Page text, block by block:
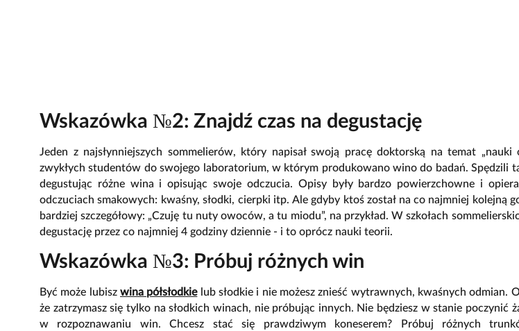
Wskazówka №2: Znajdź czas na degustację
Jeden z najsłynniejszych sommelierów, który napisał swoją pracę doktorską na temat „nauki
zwykłych studentów do swojego laboratorium, w którym produkowano wino do badań. Spędzili
degustując różne wina i opisując swoje odczucia. Opisy były bardzo powierzchowne i
odczuciach smakowych: kwaśny, słodki, cierpki itp. Ale gdyby ktoś został na co najmniej kolejną
bardziej szczegółowy: „Czuję tu nuty owoców, a tu miodu”, na przykład. W szkołach
degustację przez co najmniej 4 godziny dziennie - i to oprócz nauki teorii.
Wskazówka №3: Próbuj różnych win
Być może lubisz wina półsłodkielub słodkie i nie możesz znieść wytrawnych, kwaśnych odmian.
że zatrzymasz się tylko na słodkich winach, nie próbując innych. Nie będziesz w stanie poczynić
w rozpoznawaniu win. Chcesz stać się prawdziwym koneserem? Próbuj różnych